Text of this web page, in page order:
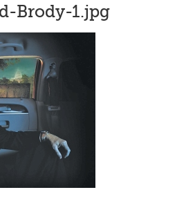
Brody-1.jpg